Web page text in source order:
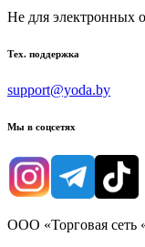
Не для электронных
Тех. поддержка
support@yoda.by
Мы в соцсетях
ООО «Торговая сеть